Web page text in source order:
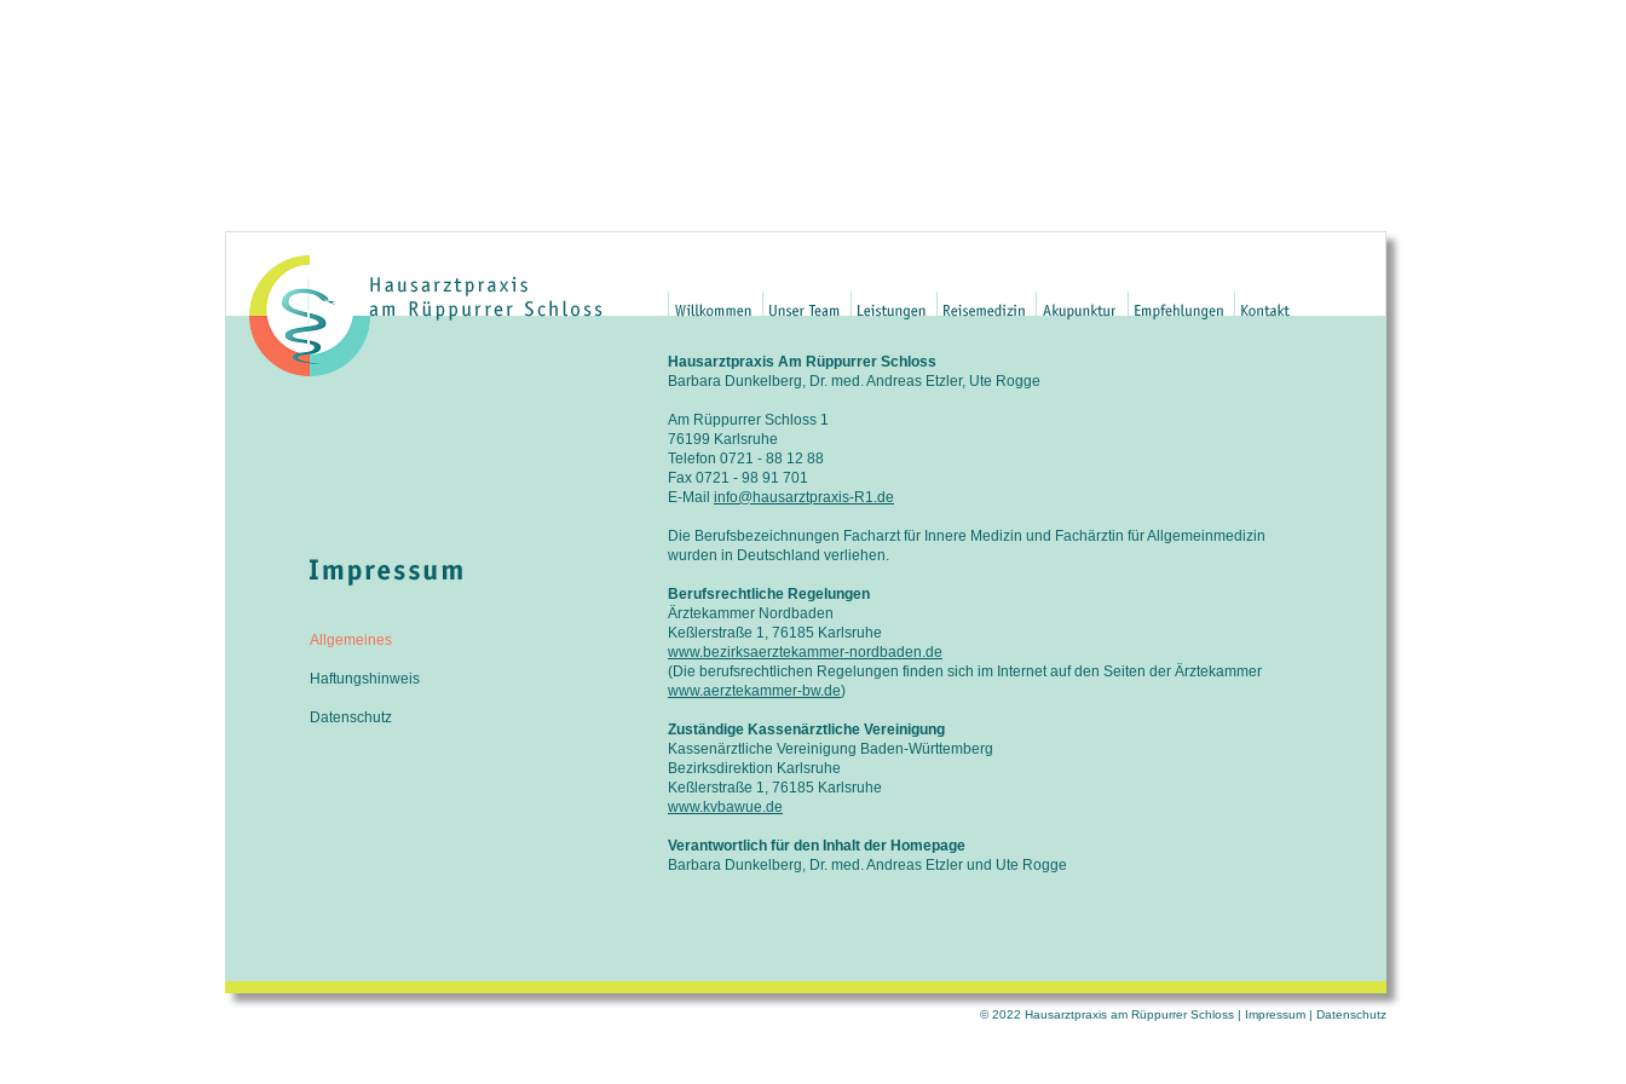
Allgemeines
Haftungshinweis
Datenschutz
Hausarztpraxis Am Rüppurrer Schloss
Barbara Dunkelberg, Dr. med. Andreas Etzler, Ute Rogge
Am Rüppurrer Schloss 1
76199 Karlsruhe
Telefon 0721 - 88 12 88
Fax 0721 - 98 91 701
E-Mail info@hausarztpraxis-R1.de
Die Berufsbezeichnungen Facharzt für Innere Medizin und Fachärztin für Allgemeinmedizin
wurden in Deutschland verliehen.
Berufsrechtliche Regelungen
Ärztekammer Nordbaden
Keßlerstraße 1, 76185 Karlsruhe
www.bezirksaerztekammer-nordbaden.de
(Die berufsrechtlichen Regelungen finden sich im Internet auf den Seiten der Ärztekammer
www.aerztekammer-bw.de)
Zuständige Kassenärztliche Vereinigung
Kassenärztliche Vereinigung Baden-Württemberg
Bezirksdirektion Karlsruhe
Keßlerstraße 1, 76185 Karlsruhe
www.kvbawue.de
Verantwortlich für den Inhalt der Homepage
Barbara Dunkelberg, Dr. med. Andreas Etzler und Ute Rogge
© 2022 Hausarztpraxis am Rüppurrer Schloss | Impressum | Datenschutz